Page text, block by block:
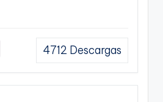
4712 Descargas